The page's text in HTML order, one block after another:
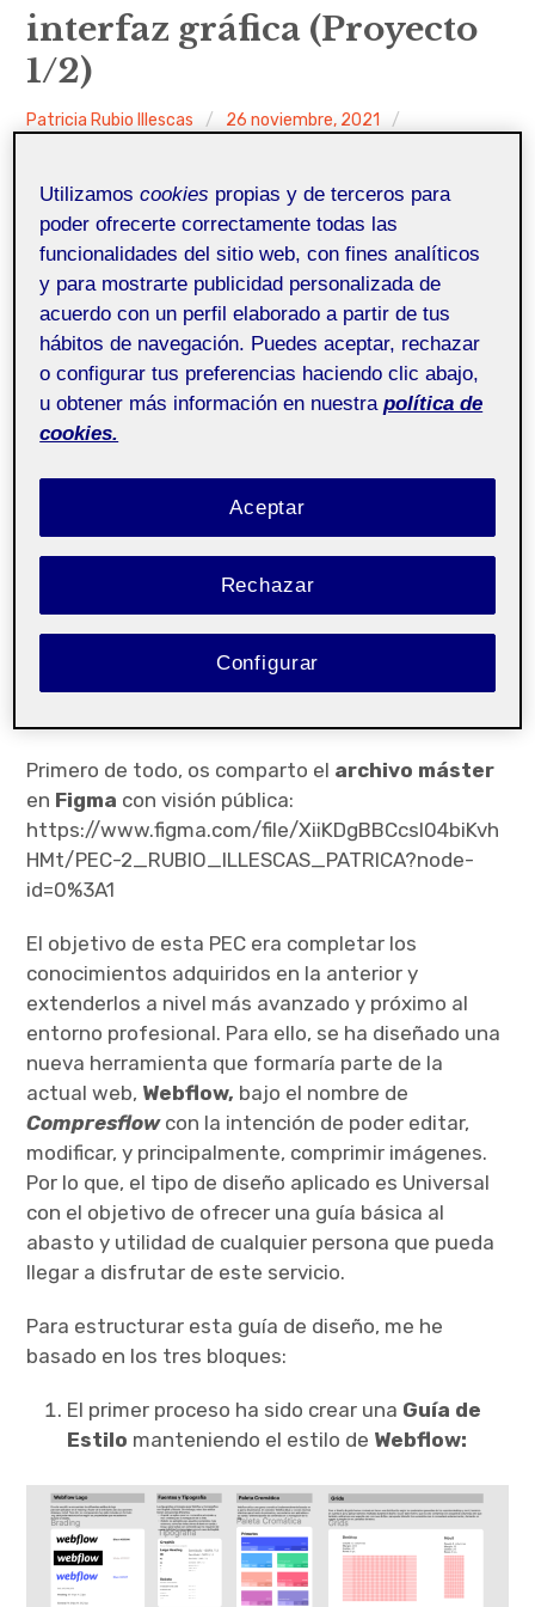
v
s
a
d
r
d
v
s
t
a
t
Entrada de incidencias o sugerencias
interfaz gráfica (Proyecto
1/2)
Patricia Rubio Illescas
26 noviembre, 2021
participación en estaPEC número 2 – Diseño y
sistematización de una interfaz gráfica
Primero de todo, os comparto el archivo máster
en Figma con visión pública:
https://www.figma.com/file/XiiKDgBBCcsl04biKvh
HMt/PEC-2_RUBIO_ILLESCAS_PATRICA?node-
id=0%3A1
El objetivo de esta PEC era completar los
conocimientos adquiridos en la anterior y
extenderlos a nivel más avanzado y próximo al
entorno profesional. Para ello, se ha diseñado una
nueva herramienta que formaría parte de la
actual web, Webflow, bajo el nombre de
Compresflow con la intención de poder editar,
modificar, y principalmente, comprimir imágenes.
Por lo que, el tipo de diseño aplicado es Universal
con el objetivo de ofrecer una guía básica al
abasto y utilidad de cualquier persona que pueda
llegar a disfrutar de este servicio.
Para estructurar esta guía de diseño, me he
basado en los tres bloques:
El primer proceso ha sido crear una Guía de
Estilo manteniendo el estilo de Webflow:
Utilizamoscookies propias y de terceros para
poder ofrecerte correctamente todas las
funcionalidades del sitio web, con fines analíticos
y para mostrarte publicidad personalizada de
acuerdo con un perfil elaborado a partir de tus
hábitos de navegación. Puedes aceptar, rechazar
o configurar tus preferencias haciendo clic abajo,
u obtener más información en nuestra política de
cookies.
Rechazar
Aceptar
Configurar